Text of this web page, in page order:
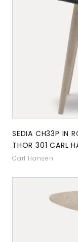
SEDIA CH33P IN
THOR 301 CARL
Carl Hansen